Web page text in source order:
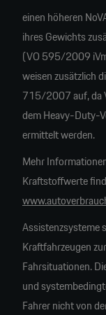
einen höheren
ihres Gewichts
(VO 595/2009
weisen zusätzlich
715/2007 auf, da
dem Heavy-Duty-
ermittelt werden.
Mehr
Kraftstoffwerte
Assistenzsysteme
Kraftfahrzeugen
Fahrsituationen.
und
Fahrer nicht von